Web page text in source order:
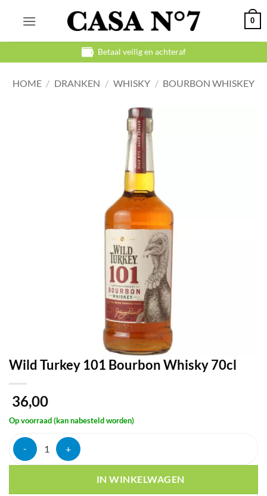
0
Betaal veilig en achteraf
HOME / DRANKEN / WHISKY / BOURBON WHISKEY
Wild Turkey 101 Bourbon Whisky 70cl
36,00
Op voorraad (kan nabesteld worden)
Wild Turkey 101 Bourbon Whisky 70cl aantal
IN WINKELWAGEN